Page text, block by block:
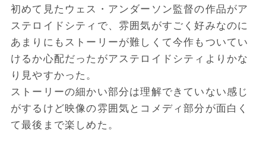
初めて見たウェス・アンダーソン監督の作品がア
ステロイドシティで、雰囲気がすごく好みなのに
あまりにもストーリーが難しくて今作もついてい
けるか心配だったがアステロイドシティよりかな
り見やすかった。
ストーリーの細かい部分は理解できていない感じ
がするけど映像の雰囲気とコメディ部分が面白く
て最後まで楽しめた。